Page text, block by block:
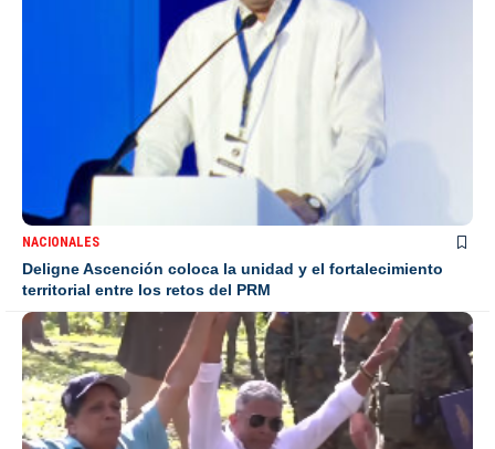
NACIONALES
Deligne Ascención coloca la unidad y el fortalecimiento
territorial entre los retos del PRM